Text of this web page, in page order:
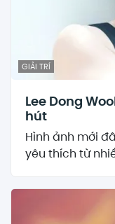
GIẢI TRÍ
Lee Dong
hút
Hình ảnh mới
yêu thích từ